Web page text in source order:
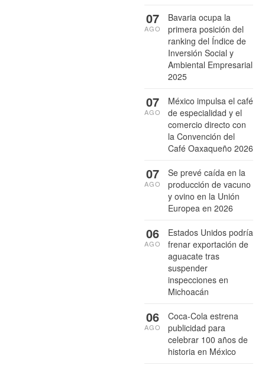
Bavaria ocupa la
primera posición del
ranking del Índice de
Inversión Social y
Ambiental Empresarial
2025
07
AGO
México impulsa el café
de especialidad y el
comercio directo con
la Convención del
Café Oaxaqueño 2026
07
AGO
Se prevé caída en la
producción de vacuno
y ovino en la Unión
Europea en 2026
07
AGO
Estados Unidos podría
frenar exportación de
aguacate tras
suspender
inspecciones en
Michoacán
06
AGO
Coca-Cola estrena
publicidad para
celebrar 100 años de
historia en México
06
AGO